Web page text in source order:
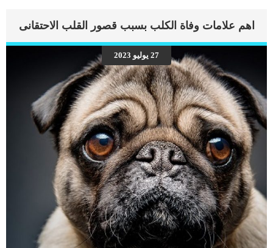
اهم علامات وفاة الكلب بسبب قصور القلب الاحتقانى
27 يوليو 2023